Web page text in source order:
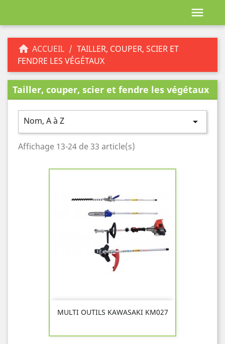

 ACCUEIL
TAILLER, COUPER, SCIER ET
FENDRE LES VÉGÉTAUX
Tailler, couper, scier et fendre les végétaux
Nom, A à Z 
Affichage 13-24 de 33 article(s)
MULTI OUTILS KAWASAKI KM027